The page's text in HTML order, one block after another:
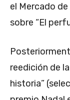
el Mercado
sobre “El
reedición de
historia”